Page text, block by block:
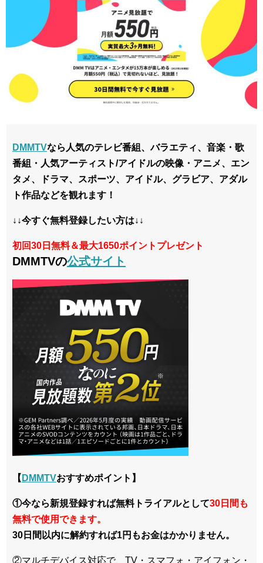
DMMTVなら人気のテレビ番組、バラエティ、音楽・歌
番組・人気アーティスト/アイドルの映像・アニメ、エン
タメ、ドラマ、スポーツ、アイドル、グラビア、アダル
ト作品などを観れます！
↓↓今すぐ無料登録したい方は↓↓
初回30日無料＆最大1650ポイントプレゼント
DMMTVの公式サイト
【 DMMTVおすすめポイント】
①今なら新規登録すれば無料トライアルとして30日間も
無料で使用できます。
30日間以内に解約すれば1円もお金はかかりません。
②マルチデバイス対応で、TV・スマフォ・アイフォン・